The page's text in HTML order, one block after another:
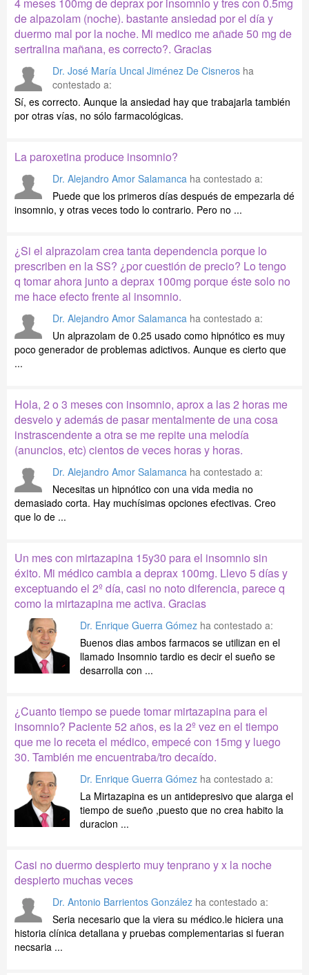
de alpazolam (noche). bastante ansiedad por el día y
duermo mal por la noche. Mi medico me añade 50 mg de
sertralina mañana, es correcto?. Gracias
Dr. José María Uncal Jiménez De Cisneros ha
contestado a:
Sí, es correcto. Aunque la ansiedad hay que trabajarla también
por otras vías, no sólo farmacológicas.
La paroxetina produce insomnio?
Dr. Alejandro Amor Salamanca ha contestado a:
Puede que los primeros días después de empezarla dé
insomnio, y otras veces todo lo contrario. Pero no ...
¿Si el alprazolam crea tanta dependencia porque lo
prescriben en la SS? ¿por cuestión de precio? Lo tengo
q tomar ahora junto a deprax 100mg porque éste solo no
me hace efecto frente al insomnio.
Dr. Alejandro Amor Salamanca ha contestado a:
Un alprazolam de 0.25 usado como hipnótico es muy
poco generador de problemas adictivos. Aunque es cierto que
...
Hola, 2 o 3 meses con insomnio, aprox a las 2 horas me
desvelo y además de pasar mentalmente de una cosa
instrascendente a otra se me repite una melodía
(anuncios, etc) cientos de veces horas y horas.
Dr. Alejandro Amor Salamanca ha contestado a:
Necesitas un hipnótico con una vida media no
demasiado corta. Hay muchísimas opciones efectivas. Creo
que lo de ...
Un mes con mirtazapina 15y30 para el insomnio sin
éxito. Mi médico cambia a deprax 100mg. Llevo 5 días y
exceptuando el 2º día, casi no noto diferencia, parece q
como la mirtazapina me activa. Gracias
Dr. Enrique Guerra Gómez ha contestado a:
Buenos dias ambos farmacos se utilizan en el
llamado Insomnio tardio es decir el sueño se
desarrolla con ...
¿Cuanto tiempo se puede tomar mirtazapina para el
insomnio? Paciente 52 años, es la 2º vez en el tiempo
que me lo receta el médico, empecé con 15mg y luego
30. También me encuentraba/tro decaído.
Dr. Enrique Guerra Gómez ha contestado a:
La Mirtazapina es un antidepresivo que alarga el
tiempo de sueño ,puesto que no crea habito la
duracion ...
Casi no duermo despierto muy tenprano y x la noche
despierto muchas veces
Dr. Antonio Barrientos González ha contestado a:
Seria necesario que la viera su médico.le hiciera una
historia clínica detallana y pruebas complementarias si fueran
necsaria ...